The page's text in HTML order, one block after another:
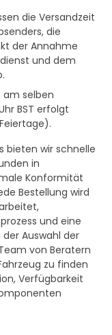
die Versandzeit
die
der Annahme
und dem
am selben
BST erfolgt
bieten wir schnelle
in
Konformität
Bestellung wird
und eine
Auswahl der
von Beratern
zu finden
Verfügbarkeit